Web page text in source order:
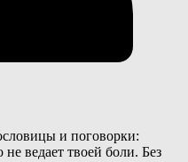
и поговорки:
ведает твоей боли. Без